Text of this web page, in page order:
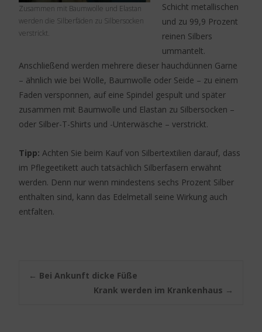
Zusammen mit Baumwolle und Elastan
werden die Silberfäden zu Silbersocken
verstrickt.
Schicht metallischen
und zu 99,9 Prozent
reinen Silbers
ummantelt.
Anschließend werden mehrere dieser hauchdünnen Garne
– ähnlich wie bei Wolle, Baumwolle oder Seide – zu einem
Faden versponnen, auf eine Spindel gespult und später
zusammen mit Baumwolle und Elastan zu Silbersocken –
oder Silber-T-Shirts und -Unterwäsche – verstrickt.
Tipp: Achten Sie beim Kauf von Silbertextilien darauf, dass
im Pflegeetikett auch tatsächlich Silberfasern erwähnt
werden. Denn nur wenn mindestens sechs Prozent Silber
enthalten sind, kann das Edelmetall seine Wirkung auch
entfalten.
Post
← Bei Ankunft dicke Füße
Krank werden im Krankenhaus →